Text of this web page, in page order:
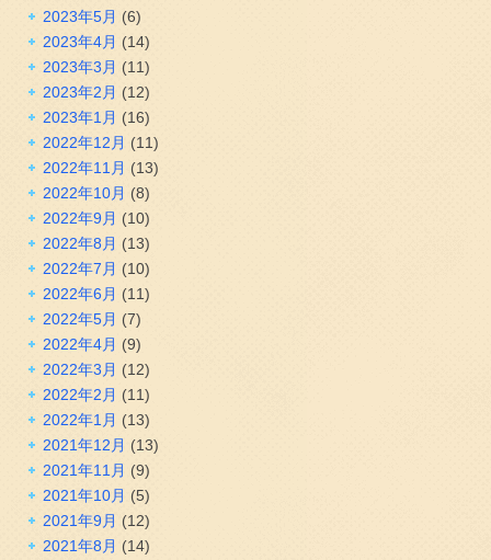
2023年5月 (6)
2023年4月 (14)
2023年3月 (11)
2023年2月 (12)
2023年1月 (16)
2022年12月 (11)
2022年11月 (13)
2022年10月 (8)
2022年9月 (10)
2022年8月 (13)
2022年7月 (10)
2022年6月 (11)
2022年5月 (7)
2022年4月 (9)
2022年3月 (12)
2022年2月 (11)
2022年1月 (13)
2021年12月 (13)
2021年11月 (9)
2021年10月 (5)
2021年9月 (12)
2021年8月 (14)